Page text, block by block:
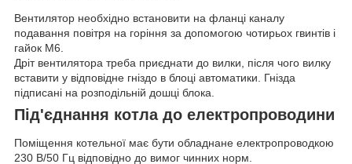
Вентилятор необхідно встановити на фланці каналу
подавання повітря на горіння за допомогою чотирьох гвинтів і
гайок М6.
Дріт вентилятора треба приєднати до вилки, після чого вилку
вставити у відповідне гніздо в блоці автоматики. Гнізда
підписані на розподільній дошці блока.
Під'єднання котла до електропроводини
Поміщення котельної має бути обладнане електропроводкою
230 В/50 Гц відповідно до вимог чинних норм.